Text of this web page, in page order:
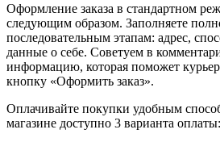
Оформление заказа в стандартном
следующим образом. Заполняете
последовательным этапам: адрес,
данные о себе. Советуем в
информацию, которая поможет
кнопку «Оформить заказ».
Оплачивайте покупки удобным
магазине доступно 3 варианта оплаты: